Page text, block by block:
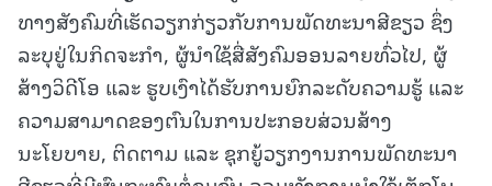
ທາງສັງຄົມທີ່ເຮັດວຽກກ່ຽວກັບການພັດທະນາສີຂຽວ ຊຶ່ງ
ລະບຸຢູ່ໃນກິດຈະກຳ, ຜູ້ນໍາໃຊ້ສື່ສັງຄົມອອນລາຍທົ່ວໄປ, ຜູ້
ສ້າງວິດີໂອ ແລະ ຮູບເງົາໄດ້ຮັບການຍົກລະດັບຄວາມຮູ້ ແລະ
ຄວາມສາມາດຂອງຕົນໃນການປະກອບສ່ວນສ້າງ
ນະໂຍບາຍ, ຕິດຕາມ ແລະ ຊຸກຍູ້ວຽກງານການພັດທະນາ